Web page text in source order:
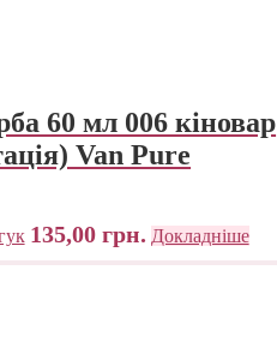
60 мл 006 кіновар
Van Pure
135,00 грн. Докладніше